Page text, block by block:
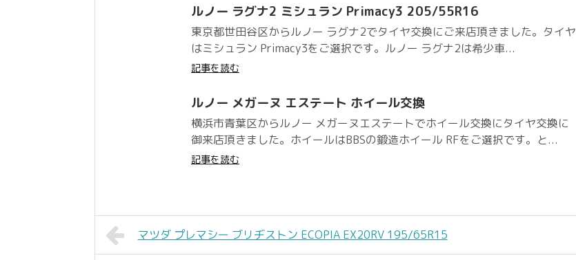
ルノー ラグナ2 ミシュラン Primacy3 205/55R16
東京都世田谷区からルノー ラグナ2でタイヤ交換にご来店頂きました。タイヤ
はミシュラン Primacy3をご選択です。ルノー ラグナ2は希少車...
記事を読む
ルノー メガーヌ エステート ホイール交換
横浜市青葉区からルノー メガーヌエステートでホイール交換にタイヤ交換に
御来店頂きました。ホイールはBBSの鍛造ホイール RFをご選択です。と...
記事を読む
マツダ プレマシー ブリヂストン ECOPIA EX20RV 195/65R15